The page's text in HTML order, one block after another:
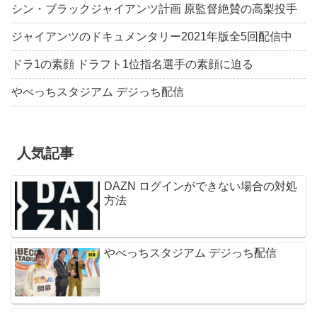
シン・ブラックジャイアンツ計画 原監督絶賛の高梨投手
ジャイアンツのドキュメンタリー2021年版全5回配信中
ドラ1の素顔 ドラフト1位指名選手の素顔に迫る
やべっちスタジアム デジっち配信
人気記事
DAZN ログインができない場合の対処
方法
やべっちスタジアム デジっち配信